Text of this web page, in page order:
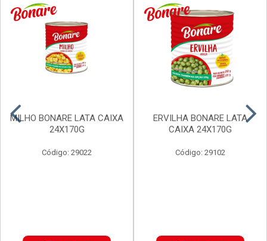
MILHO BONARE LATA CAIXA
24X170G
Código: 29022
ERVILHA BONARE LATA
CAIXA 24X170G
Código: 29102